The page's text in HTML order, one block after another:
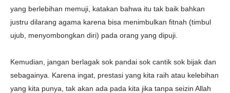
yang berlebihan memuji, katakan bahwa itu tak baik bahkan
justru dilarang agama karena bisa menimbulkan fitnah (timbul
ujub, menyombongkan diri) pada orang yang dipuji.
Kemudian, jangan berlagak sok pandai sok cantik sok bijak dan
sebagainya. Karena ingat, prestasi yang kita raih atau kelebihan
yang kita punya, tak akan ada pada kita jika tanpa seizin Allah